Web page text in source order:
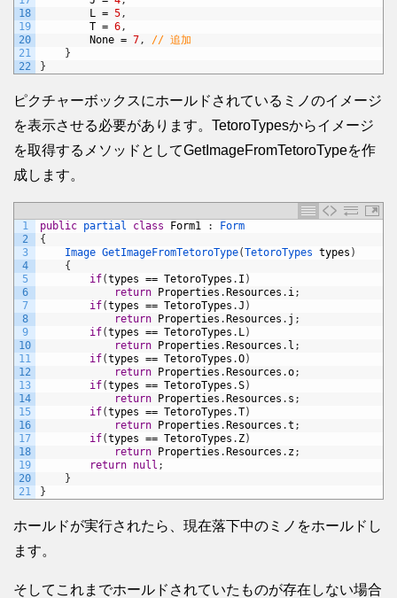
18
19
20
21
22
L = 5,
T = 6,
None = 7,
// 追加
}
}
ピクチャーボックスにホールドされているミノのイメージ
を表示させる必要があります。TetoroTypesからイメージ
を取得するメソッドとしてGetImageFromTetoroTypeを作
成します。
1
2
3
4
5
6
7
8
9
10
11
12
13
14
15
16
17
18
19
20
21
public partial class Form1 :
Form
{
Image GetImageFromTetoroType(TetoroTypes types )
{
if(types == TetoroTypes . I )
return
Properties . Resources . i;
if(types == TetoroTypes .J )
return
Properties . Resources . j ;
if(types == TetoroTypes . L)
return
Properties . Resources . l ;
if(types == TetoroTypes .O)
return
Properties . Resources .o;
if(types == TetoroTypes .S)
return
Properties . Resources . s ;
if(types == TetoroTypes .T)
return
Properties . Resources .t ;
if(types == TetoroTypes . Z)
return
Properties . Resources . z;
return null ;
}
}
ホールドが実行されたら、現在落下中のミノをホールドし
ます。
そしてこれまでホールドされていたものが存在しない場合